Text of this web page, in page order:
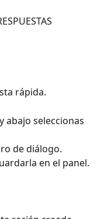
rápida.
abajo seleccionas
de diálogo.
en el panel.